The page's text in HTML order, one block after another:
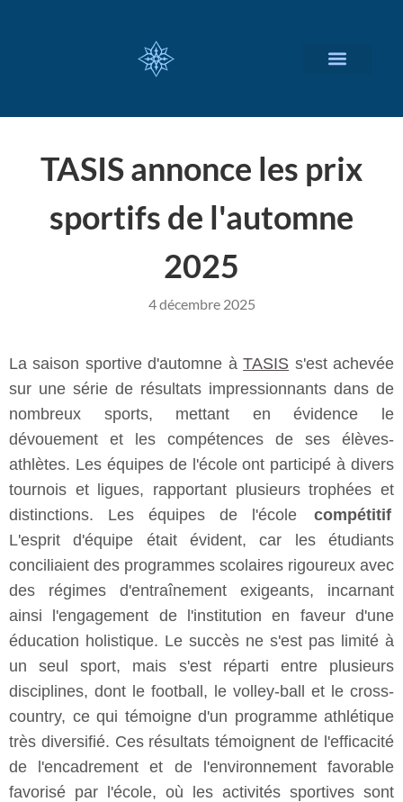
TASIS annonce les prix
sportifs de l'automne
2025
4 décembre 2025
La saison sportive d'automne àTASIS s'est achevée
sur une série de résultats impressionnants dans de
nombreux sports, mettant en évidence le
dévouement et les compétences de ses élèves-
athlètes. Les équipes de l'école ont participé à divers
tournois et ligues, rapportant plusieurs trophées et
distinctions. Les équipes de l'école
compétitif
L'esprit d'équipe était évident, car les étudiants
conciliaient des programmes scolaires rigoureux avec
des régimes d'entraînement exigeants, incarnant
ainsi l'engagement de l'institution en faveur d'une
éducation holistique. Le succès ne s'est pas limité à
un seul sport, mais s'est réparti entre plusieurs
disciplines, dont le football, le volley-ball et le cross-
country, ce qui témoigne d'un programme athlétique
très diversifié. Ces résultats témoignent de l'efficacité
de l'encadrement et de l'environnement favorable
favorisé par l'école, où les activités sportives sont